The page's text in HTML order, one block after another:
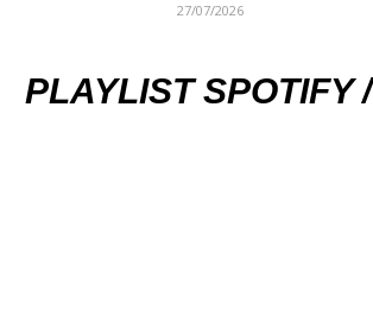
27/07/2026
PLAYLIST SPOTIFY /